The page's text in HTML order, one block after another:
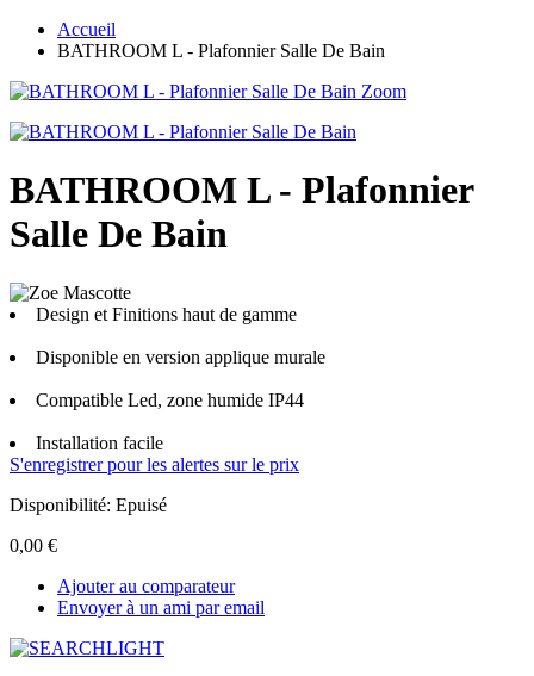
Accueil
BATHROOM L - Plafonnier Salle De Bain
Zoom
BATHROOM L - Plafonnier
Salle De Bain
Design et Finitions haut de gamme
Disponible en version applique murale
Compatible Led, zone humide IP44
Installation facile
S'enregistrer pour les alertes sur le prix
Disponibilité: Epuisé
0,00 €
Ajouter au comparateur
Envoyer à un ami par email